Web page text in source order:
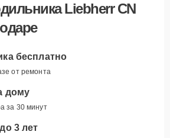
Liebherr CN
бесплатно
от ремонта
дому
за 30 минут
3 лет